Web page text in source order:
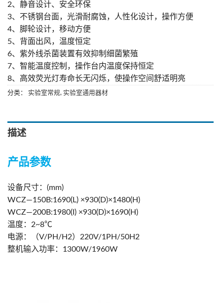
2、静音设计、安全环保
3、不锈钢台面，光滑耐腐蚀，人性化设计，操作方便
4、脚轮设计，移动方便
5、背面出风，温度恒定
6、紫外线杀菌装置有效抑制细菌繁殖
7、智能温度控制，操作台内温度保持恒定
8、高效荧光灯寿命长无闪烁，使操作空间舒适明亮
分类： 实验室常规, 实验室通用器材
描述
产品参数
设备尺寸：(mm)
WCZ—150B:1690(L) ×930(D)×1480(H)
WCZ—200B:1980(I) ×930(D)×1690(H)
温度：2~8℃
电源：（V/PH/H2）220V/1PH/50H2
整机输入功率：1300W/1960W